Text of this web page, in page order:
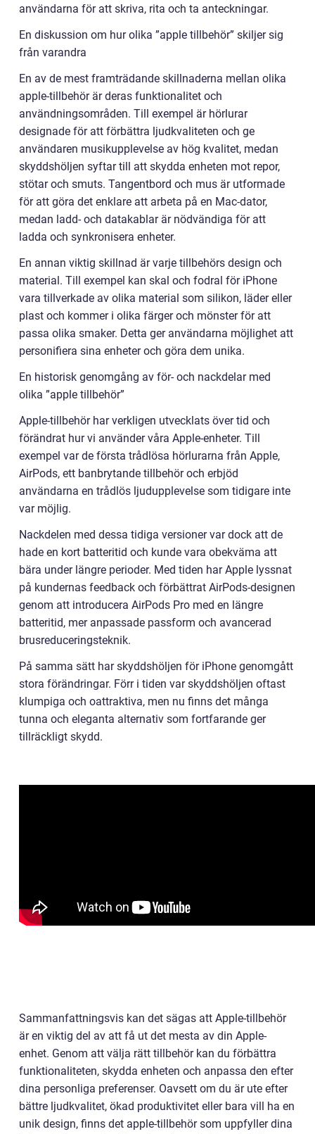
användarna för att skriva, rita och ta anteckningar.
En diskussion om hur olika ”apple tillbehör” skiljer sig
från varandra
En av de mest framträdande skillnaderna mellan olika
apple-tillbehör är deras funktionalitet och
användningsområden. Till exempel är hörlurar
designade för att förbättra ljudkvaliteten och ge
användaren musikupplevelse av hög kvalitet, medan
skyddshöljen syftar till att skydda enheten mot repor,
stötar och smuts. Tangentbord och mus är utformade
för att göra det enklare att arbeta på en Mac-dator,
medan ladd- och datakablar är nödvändiga för att
ladda och synkronisera enheter.
En annan viktig skillnad är varje tillbehörs design och
material. Till exempel kan skal och fodral för iPhone
vara tillverkade av olika material som silikon, läder eller
plast och kommer i olika färger och mönster för att
passa olika smaker. Detta ger användarna möjlighet att
personifiera sina enheter och göra dem unika.
En historisk genomgång av för- och nackdelar med
olika ”apple tillbehör”
Apple-tillbehör har verkligen utvecklats över tid och
förändrat hur vi använder våra Apple-enheter. Till
exempel var de första trådlösa hörlurarna från Apple,
AirPods, ett banbrytande tillbehör och erbjöd
användarna en trådlös ljudupplevelse som tidigare inte
var möjlig.
Nackdelen med dessa tidiga versioner var dock att de
hade en kort batteritid och kunde vara obekväma att
bära under längre perioder. Med tiden har Apple lyssnat
på kundernas feedback och förbättrat AirPods-designen
genom att introducera AirPods Pro med en längre
batteritid, mer anpassade passform och avancerad
brusreduceringsteknik.
På samma sätt har skyddshöljen för iPhone genomgått
stora förändringar. Förr i tiden var skyddshöljen oftast
klumpiga och oattraktiva, men nu finns det många
tunna och eleganta alternativ som fortfarande ger
tillräckligt skydd.
Sammanfattningsvis kan det sägas att Apple-tillbehör
är en viktig del av att få ut det mesta av din Apple-
enhet. Genom att välja rätt tillbehör kan du förbättra
funktionaliteten, skydda enheten och anpassa den efter
dina personliga preferenser. Oavsett om du är ute efter
bättre ljudkvalitet, ökad produktivitet eller bara vill ha en
unik design, finns det apple-tillbehör som uppfyller dina